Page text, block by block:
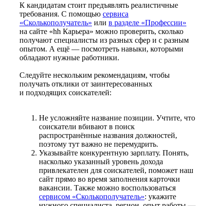
К кандидатам стоит предъявлять реалистичные
требования. С помощью сервиса
«Сколькополучатель» или в разделе «Профессии»
на сайте «hh Карьера» можно проверить, сколько
получают специалисты из разных сфер и с разным
опытом. А ещё — посмотреть навыки, которыми
обладают нужные работники.
Следуйте нескольким рекомендациям, чтобы
получать отклики от заинтересованных
и подходящих соискателей:
Не усложняйте название позиции. Учтите, что
соискатели вбивают в поиск
распространённые названия должностей,
поэтому тут важно не перемудрить.
Указывайте конкурентную зарплату. Понять,
насколько указанный уровень дохода
привлекателен для соискателей, поможет наш
сайт прямо во время заполнения карточки
вакансии. Также можно воспользоваться
сервисом «Сколькополучатель»: укажите